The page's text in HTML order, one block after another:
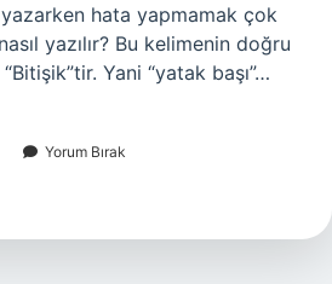
hata yapmamak çok
yazılır? Bu kelimenin doğru
“Bitişik”tir. Yani “yatak başı”…
Yorum Bırak